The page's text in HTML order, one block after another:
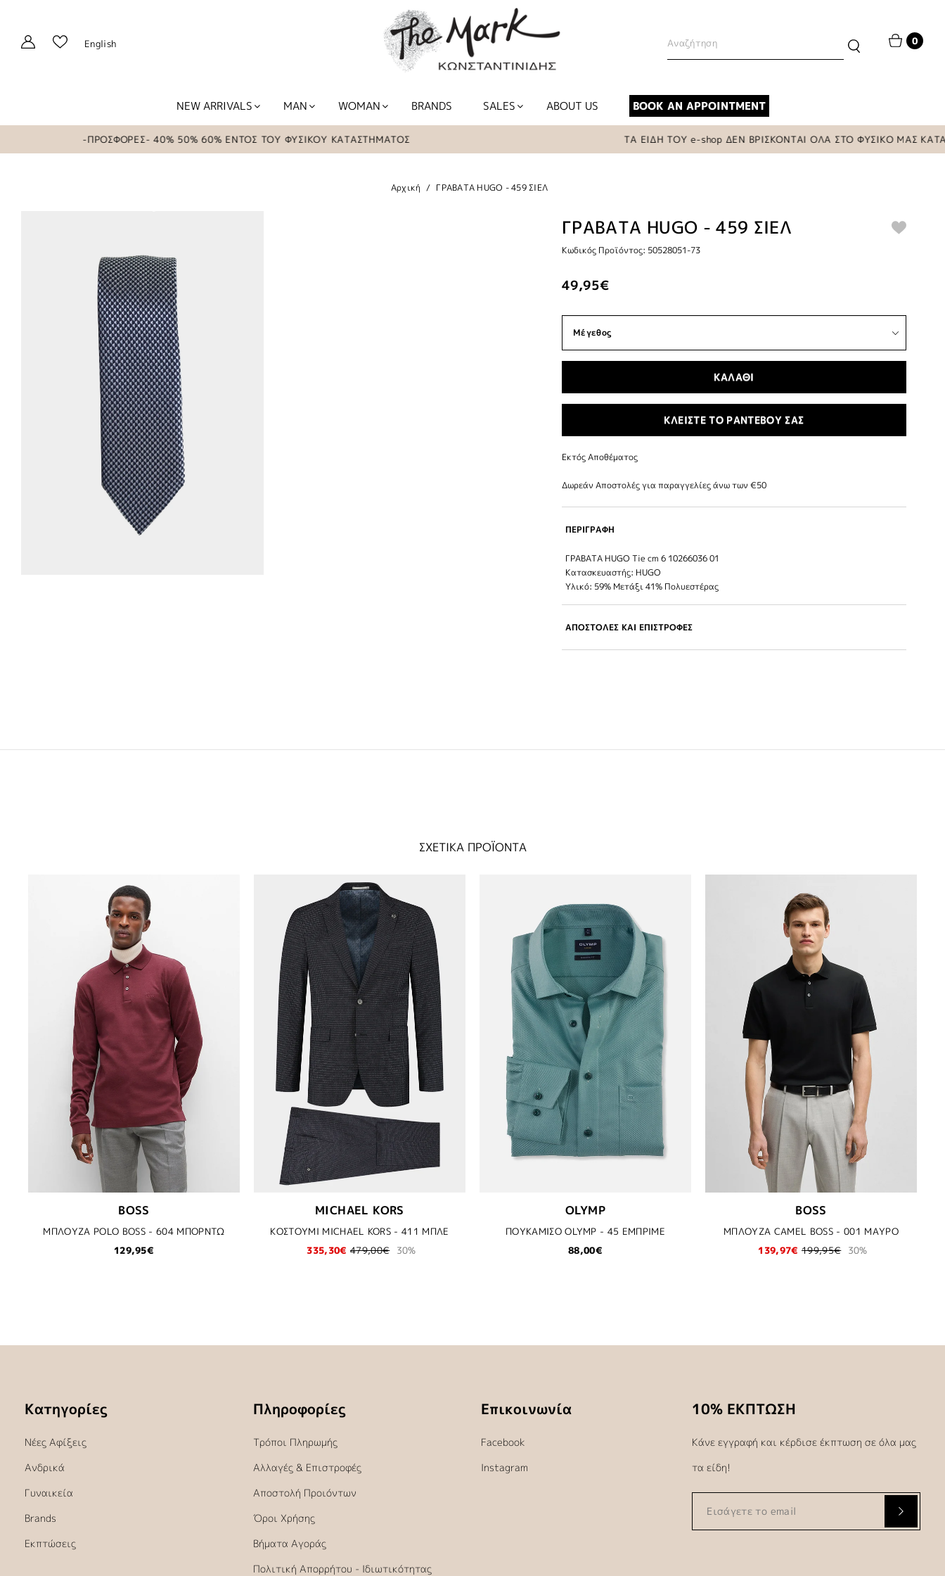
English 0
NEW ARRIVALS MAN WOMAN BRANDS SALES ABOUT US BOOK AN APPOINTMENT
-ΠΡΟΣΦΟΡΕΣ- 40% 50% 60% ΕΝΤΟΣ ΤΟΥ ΦΥΣΙΚΟΥ ΚΑΤΑΣΤΗΜΑΤΟΣ ΤΑ ΕΙΔΗ ΤΟΥ e-shop ΔΕΝ ΒΡΙΣΚΟΝΤΑΙ ΟΛΑ ΣΤΟ ΦΥΣΙΚΟ ΜΑΣ
Αρχική ΓΡΑΒΑΤΑ HUGO - 459 ΣΙΕΛ
ΓΡΑΒΑΤΑ HUGO - 459 ΣΙΕΛ
Κωδικός Προϊόντος: 50528051-73
49,95€
ΚΑΛΑΘΙ
ΚΛΕΙΣΤΕ ΤΟ ΡΑΝΤΕΒΟΥ ΣΑΣ
Εκτός Αποθέματος
Δωρεάν Αποστολές για παραγγελίες άνω των €50
ΠΕΡΙΓΡΑΦΗ
ΓΡΑΒΑΤΑ HUGO Tie cm 6 10266036 01
Κατασκευαστής: HUGO
Υλικό: 59% Μετάξι 41% Πολυεστέρας
ΑΠΟΣΤΟΛΕΣ ΚΑΙ ΕΠΙΣΤΡΟΦΕΣ
ΣΧΕΤΙΚΑ ΠΡΟΪΟΝΤΑ
BOSS
ΜΠΛΟΥΖΑ POLO BOSS - 604 ΜΠΟΡΝΤΩ
129,95€
MICHAEL KORS
ΚΟΣΤΟΥΜΙ MICHAEL KORS - 411 ΜΠΛΕ
335,30€ 479,00€ 30%
OLYMP
ΠΟΥΚΑΜΙΣΟ OLYMP - 45 ΕΜΠΡΙΜΕ
88,00€
BOSS
ΜΠΛΟΥΖΑ CAMEL BOSS - 001 ΜΑΥΡΟ
139,97€ 199,95€ 30%
Κατηγορίες
Νέες Αφίξεις
Ανδρικά
Γυναικεία
Brands
Εκπτώσεις
Πληροφορίες
Τρόποι Πληρωμής
Αλλαγές & Επιστροφές
Αποστολή Προιόντων
Όροι Χρήσης
Βήματα Αγοράς
Πολιτική Απορρήτου - Ιδιωτικότητας
Επικοινωνία
Facebook
Instagram
10% ΕΚΠΤΩΣΗ
Κάνε εγγραφή και κέρδισε έκπτωση σε όλα μας
τα είδη!